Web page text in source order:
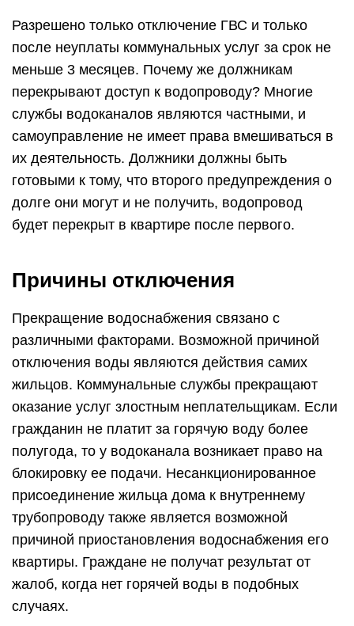
Разрешено только отключение ГВС и только
после неуплаты коммунальных услуг за срок не
меньше 3 месяцев. Почему же должникам
перекрывают доступ к водопроводу? Многие
службы водоканалов являются частными, и
самоуправление не имеет права вмешиваться в
их деятельность. Должники должны быть
готовыми к тому, что второго предупреждения о
долге они могут и не получить, водопровод
будет перекрыт в квартире после первого.
Причины отключения
Прекращение водоснабжения связано с
различными факторами. Возможной причиной
отключения воды являются действия самих
жильцов. Коммунальные службы прекращают
оказание услуг злостным неплательщикам. Если
гражданин не платит за горячую воду более
полугода, то у водоканала возникает право на
блокировку ее подачи. Несанкционированное
присоединение жильца дома к внутреннему
трубопроводу также является возможной
причиной приостановления водоснабжения его
квартиры. Граждане не получат результат от
жалоб, когда нет горячей воды в подобных
случаях.